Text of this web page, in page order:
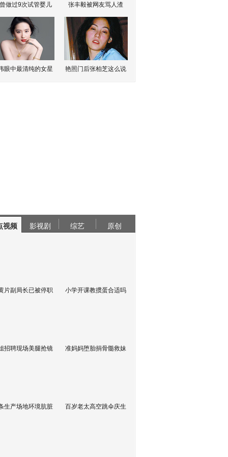
做过9次试管婴儿 张丰毅被网友骂人渣
眼中最清纯的女星 艳照门后张柏芝这么说
视频 影视剧 综艺 原创
片副局长已被停职 小学开课教掼蛋合适吗
招聘现场美腿抢镜 准妈妈堕胎捐骨髓救妹
生产场地环境肮脏 百岁老太高空跳伞庆生